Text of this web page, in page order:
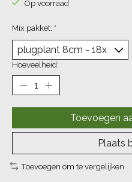
Op voorraad
Mix pakket: *
Hoeveelheid:
Toevoegen
Plaats
Toevoegen om te vergelijken